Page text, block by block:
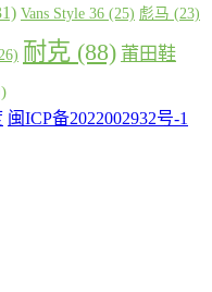
Vans Style 36 (25) 彪马 (23)
耐克 (88) 莆田鞋
闽ICP备2022002932号-1